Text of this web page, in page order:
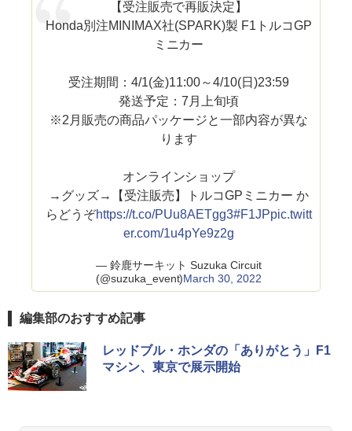
【受注販売で再販決定】
Honda別注MINIMAX社(SPARK)製 F1トルコGP
ミニカー
受注期間：4/1(金)11:00～4/10(日)23:59
発送予定：7月上旬頃
※2月販売の商品パッケージと一部内容が異な
ります
オンラインショップ
→グッズ→【受注販売】トルコGPミニカー か
らどうぞhttps://t.co/PUu8AETgg3#F1JPpic.twitt
er.com/1u4pYe9z2g
— 鈴鹿サーキット Suzuka Circuit
(@suzuka_event)March 30, 2022
編集部のおすすめ記事
レッドブル・ホンダの「ありがとう」F1
マシン、東京で展示開始